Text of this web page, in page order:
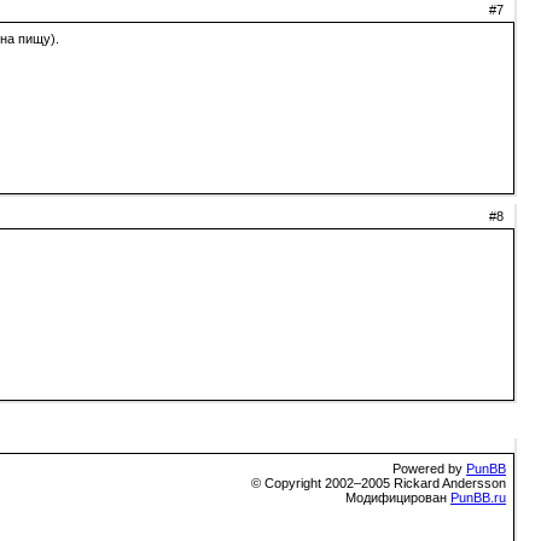
#7
пищу).
#8
Powered by PunBB
© Copyright 2002–2005 Rickard Andersson
Модифицирован PunBB.ru